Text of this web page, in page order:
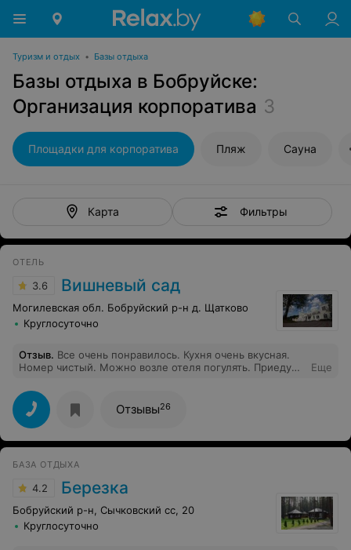
Туризм и отдых • Базы отдыха
Базы отдыха в Бобруйске:
Организация корпоратива 3
Площадки для корпоратива Пляж Сауна
Карта Фильтры
ОТЕЛЬ
3.6 Вишневый сад
Могилевская обл. Бобруйский р-н д. Щатково
Круглосуточно
Отзыв. Все очень понравилось. Кухня очень вкусная.
Номер чистый. Можно возле отеля погулять. Приеду
Еще
Отзывы26
БАЗА ОТДЫХА
4.2 Березка
Бобруйский р-н, Сычковский сс, 20
Круглосуточно